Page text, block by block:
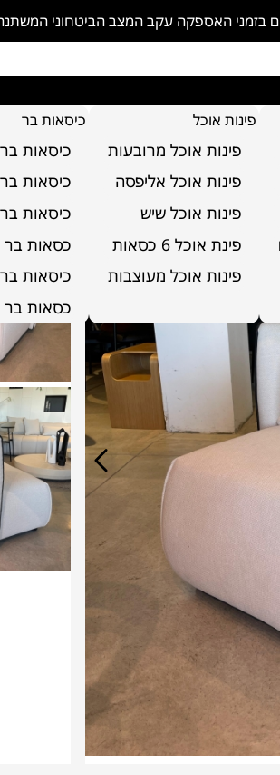
בזמני האספקה עקב המצב הביטחוני
פינות אוכל
פינות אוכל מרובעות
פינות אוכל אליפסה
פינות אוכל שיש
פינת אוכל 6 כסאות
פינות אוכל מעוצבות
כיסאות בר
כיסאות
כיסאות
כיסאות
כסאות בר
כיסאות
כסאות בר